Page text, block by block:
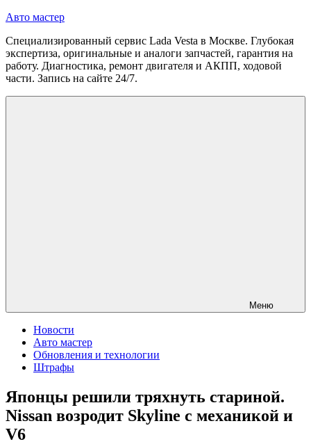
Перейти
содержимому
Авто мастер
Специализированный сервис Lada Vesta в Москве. Глубокая
экспертиза, оригинальные и аналоги запчастей, гарантия на
работу. Диагностика, ремонт двигателя и АКПП, ходовой
части. Запись на сайте 24/7.
Меню
Новости
Авто мастер
Обновления и технологии
Штрафы
Японцы решили тряхнуть стариной.
Nissan возродит Skyline с механикой и
V6